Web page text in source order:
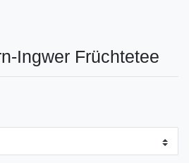
Ingwer Früchtetee